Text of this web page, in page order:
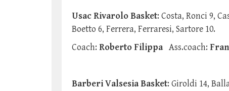
Usac Rivarolo Basket: Costa, Ronci 9,
Boetto 6, Ferrera, Ferraresi, Sartore 10.
Coach: Roberto Filippa Ass.coach:
Barberi Valsesia Basket: Giroldi 14,